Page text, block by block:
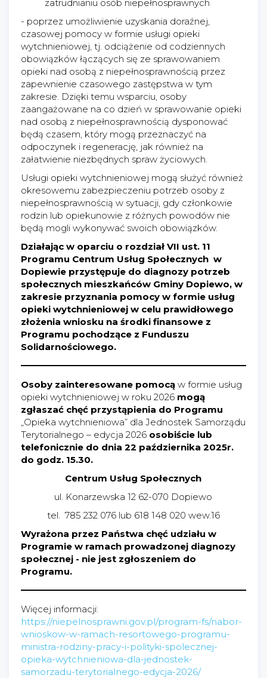
zatrudnianiu osób niepełnosprawnych
- poprzez umożliwienie uzyskania doraźnej,
czasowej pomocy w formie usługi opieki
wytchnieniowej, tj. odciążenie od codziennych
obowiązków łączących się ze sprawowaniem
opieki nad osobą z niepełnosprawnością przez
zapewnienie czasowego zastępstwa w tym
zakresie. Dzięki temu wsparciu, osoby
zaangażowane na co dzień w sprawowanie opieki
nad osobą z niepełnosprawnością dysponować
będą czasem, który mogą przeznaczyć na
odpoczynek i regenerację, jak również na
załatwienie niezbędnych spraw życiowych.
Usługi opieki wytchnieniowej mogą służyć również
okresowemu zabezpieczeniu potrzeb osoby z
niepełnosprawnością w sytuacji, gdy członkowie
rodzin lub opiekunowie z różnych powodów nie
będą mogli wykonywać swoich obowiązków.
Działając w oparciu o rozdział VII ust. 11
Programu Centrum Usług Społecznych w
Dopiewie przystępuje do diagnozy potrzeb
społecznych mieszkańców Gminy Dopiewo, w
zakresie przyznania pomocy w formie usług
opieki wytchnieniowej w celu prawidłowego
złożenia wniosku na środki finansowe z
Programu pochodzące z Funduszu
Solidarnościowego.
Osoby zainteresowane pomocą w formie usług
opieki wytchnieniowej w roku 2026 mogą
zgłaszać chęć przystąpienia do Programu
„Opieka wytchnieniowa” dla Jednostek Samorządu
Terytorialnego – edycja 2026 osobiście lub
telefonicznie do dnia 22 października 2025r.
do godz. 15.30.
Centrum Usług Społecznych
ul. Konarzewska 12 62-070 Dopiewo
tel. 785 232 076 lub 618 148 020 wew.16
Wyrażona przez Państwa chęć udziału w
Programie w ramach prowadzonej diagnozy
społecznej - nie jest zgłoszeniem do
Programu.
Więcej informacji:
https://niepelnosprawni.gov.pl/program-fs/nabor-
wnioskow-w-ramach-resortowego-programu-
ministra-rodziny-pracy-i-polityki-spolecznej-
opieka-wytchnieniowa-dla-jednostek-
samorzadu-terytorialnego-edycja-2026/